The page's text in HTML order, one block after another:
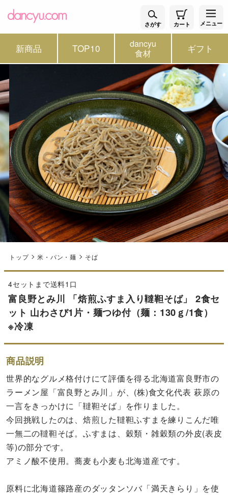
さがす カート メニュー
新商品 TOP10 dancyu
食材 ギフト
トップ 米・パン・麺 そば
4セットまで送料1口
富良野とみ川 「焙煎ふすま入り韃靼そば」 2食セ
ット 山わさび1片・麺つゆ付（麺：130ｇ/1食）
※冷凍
商品説明
世界的なグルメ格付けにて評価を得る北海道富良野市の
ラーメン屋「富良野とみ川」が、(株)食文化代表 萩原の
一言をきっかけに「韃靼そば」を作りました。
今回挑戦したのは、焙煎した韃靼ふすまを練りこんだ唯
一無二の韃靼そば。ふすまは、穀類・雑穀類の外皮(表皮
等)の部分です。
アミノ酸不使用。蕎麦も小麦も北海道産です。
原料に北海道篠路産のダッタンソバ「満天きらり」を使